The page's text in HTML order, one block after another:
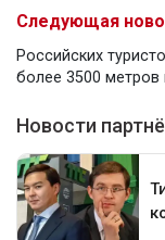
Следующая
Российских
более 3500 метров